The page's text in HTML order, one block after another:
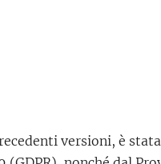
versioni, è